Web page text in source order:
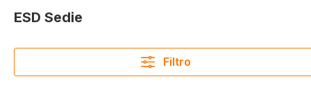
ESD Sedie
Filtro